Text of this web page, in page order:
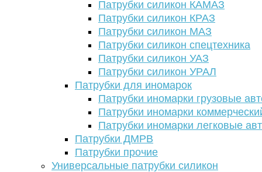
Патрубки силикон КАМАЗ
Патрубки силикон КРАЗ
Патрубки силикон МАЗ
Патрубки силикон спецтехника
Патрубки силикон УАЗ
Патрубки силикон УРАЛ
Патрубки для иномарок
Патрубки иномарки грузовые
Патрубки иномарки
Патрубки иномарки легковые
Патрубки ДМРВ
Патрубки прочие
Универсальные патрубки силикон